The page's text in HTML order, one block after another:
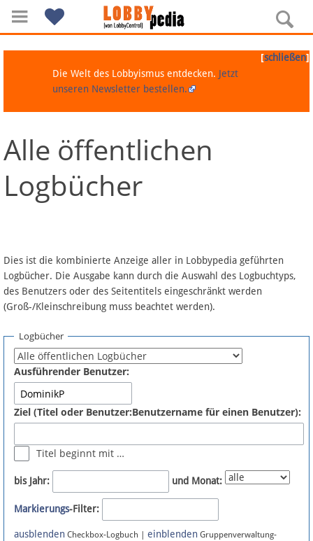
Navigation
Über Lobbypedia
Artikel nach Kategorien
FAQ
Fördermitglied werden
Fehler melden
Newsletter
Bluesky
Facebook
[schließen]
Die Welt des Lobbyismus entdecken. Jetzt
unseren Newsletter bestellen.
Alle öffentlichen
Logbücher
Dies ist die kombinierte Anzeige aller in Lobbypedia geführten
Logbücher. Die Ausgabe kann durch die Auswahl des Logbuchtyps,
des Benutzers oder des Seitentitels eingeschränkt werden
(Groß-/Kleinschreibung muss beachtet werden).
Logbücher
Ausführender Benutzer:
Ziel (Titel oder Benutzer:Benutzername für einen Benutzer):
Titel beginnt mit …
bis Jahr: und Monat:
Markierungs-Filter:
ausblenden Checkbox-Logbuch | einblenden Gruppenverwaltung-